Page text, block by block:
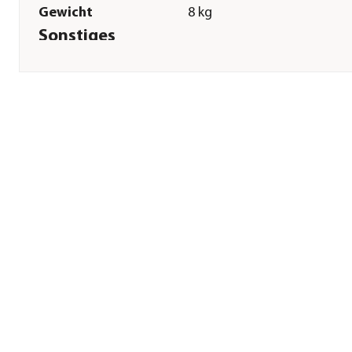
Gewicht
8 kg
Sonstiges